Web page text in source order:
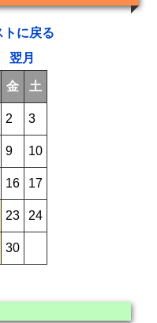
トに戻る
翌月
金 土
2 3
9 10
16 17
23 24
30